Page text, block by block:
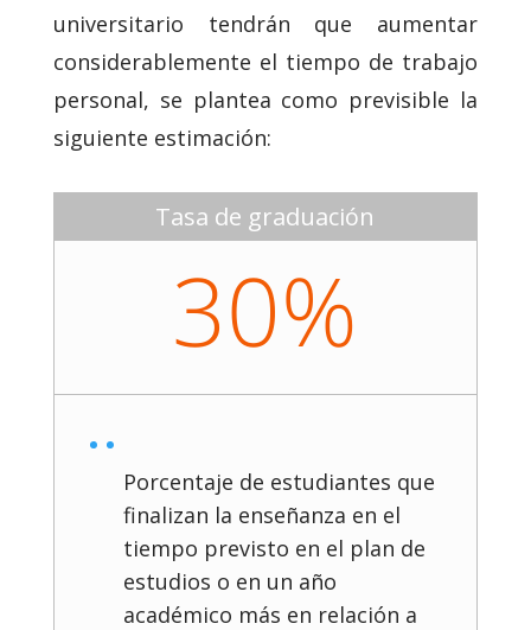
universitario tendrán que aumentar
considerablemente el tiempo de trabajo
personal, se plantea como previsible la
siguiente estimación:
Tasa de graduación
30%
Porcentaje de estudiantes que
finalizan la enseñanza en el
tiempo previsto en el plan de
estudios o en un año
académico más en relación a